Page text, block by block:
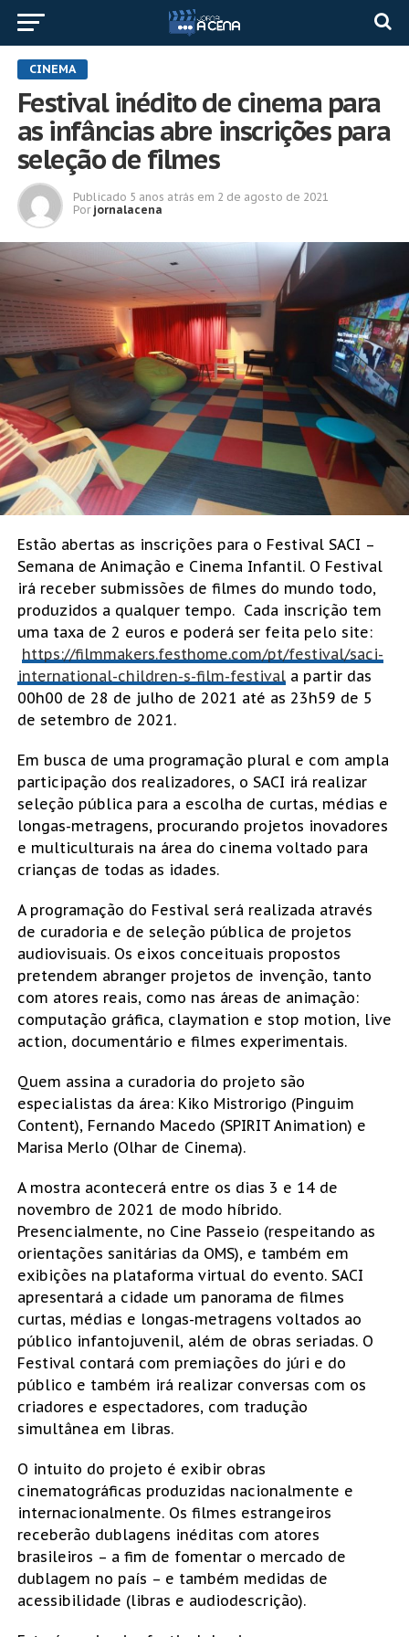
CINEMA
Festival inédito de cinema para
as infâncias abre inscrições para
seleção de filmes
Publicado 5 anos atrás em 2 de agosto de 2021
Por jornalacena
Estão abertas as inscrições para o Festival SACI –
Semana de Animação e Cinema Infantil. O Festival
irá receber submissões de filmes do mundo todo,
produzidos a qualquer tempo. Cada inscrição tem
uma taxa de 2 euros e poderá ser feita pelo site:
https://filmmakers.festhome.com/pt/festival/saci-
international-children-s-film-festivala partir das
00h00 de 28 de julho de 2021 até as 23h59 de 5
de setembro de 2021.
Em busca de uma programação plural e com ampla
participação dos realizadores, o SACI irá realizar
seleção pública para a escolha de curtas, médias e
longas-metragens, procurando projetos inovadores
e multiculturais na área do cinema voltado para
crianças de todas as idades.
A programação do Festival será realizada através
de curadoria e de seleção pública de projetos
audiovisuais. Os eixos conceituais propostos
pretendem abranger projetos de invenção, tanto
com atores reais, como nas áreas de animação:
computação gráfica, claymation e stop motion, live
action, documentário e filmes experimentais.
Quem assina a curadoria do projeto são
especialistas da área: Kiko Mistrorigo (Pinguim
Content), Fernando Macedo (SPIRIT Animation) e
Marisa Merlo (Olhar de Cinema).
A mostra acontecerá entre os dias 3 e 14 de
novembro de 2021 de modo híbrido.
Presencialmente, no Cine Passeio (respeitando as
orientações sanitárias da OMS), e também em
exibições na plataforma virtual do evento. SACI
apresentará a cidade um panorama de filmes
curtas, médias e longas-metragens voltados ao
público infantojuvenil, além de obras seriadas. O
Festival contará com premiações do júri e do
público e também irá realizar conversas com os
criadores e espectadores, com tradução
simultânea em libras.
O intuito do projeto é exibir obras
cinematográficas produzidas nacionalmente e
internacionalmente. Os filmes estrangeiros
receberão dublagens inéditas com atores
brasileiros – a fim de fomentar o mercado de
dublagem no país – e também medidas de
acessibilidade (libras e audiodescrição).